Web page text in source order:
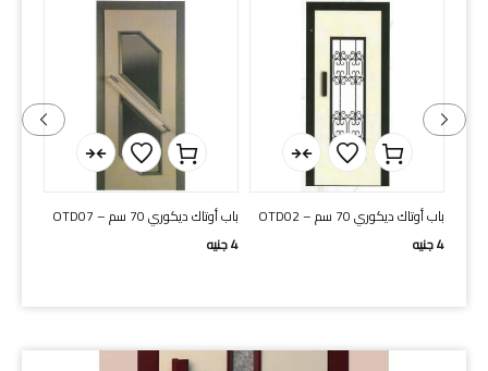
باب أوتاك ديكوري 70 سم – OTD02
4جنيه
باب أوتاك ديكوري 70 سم – OTD07
4جنيه